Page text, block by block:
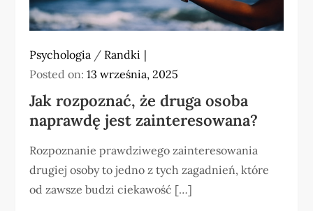
Psychologia / Randki
Posted on:13 września, 2025
Jak rozpoznać, że druga osoba
naprawdę jest zainteresowana?
Rozpoznanie prawdziwego zainteresowania
drugiej osoby to jedno z tych zagadnień, które
od zawsze budzi ciekawość […]